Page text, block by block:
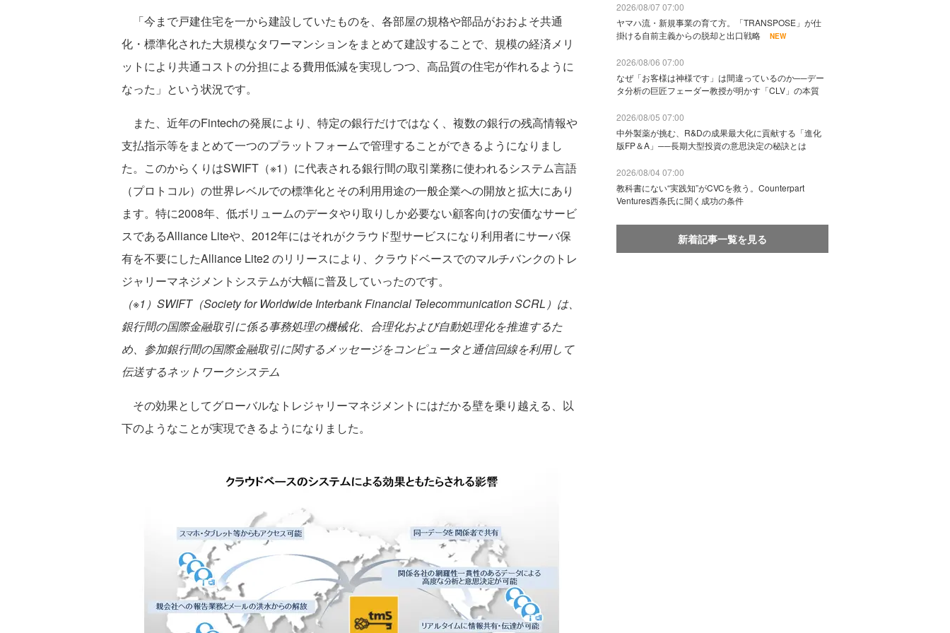
「今まで戸建住宅を一から建設していたものを、各部屋の規格や部品がおおよそ共通
化・標準化された大規模なタワーマンションをまとめて建設することで、規模の経済メリ
ットにより共通コストの分担による費用低減を実現しつつ、高品質の住宅が作れるように
なった」という状況です。
また、近年のFintechの発展により、特定の銀行だけではなく、複数の銀行の残高情報や
支払指示等をまとめて一つのプラットフォームで管理することができるようになりまし
た。このからくりはSWIFT（※1）に代表される銀行間の取引業務に使われるシステム言語
（プロトコル）の世界レベルでの標準化とその利用用途の一般企業への開放と拡大にあり
ます。特に2008年、低ボリュームのデータやり取りしか必要ない顧客向けの安価なサービ
スであるAlliance Liteや、2012年にはそれがクラウド型サービスになり利用者にサーバ保
有を不要にしたAlliance Lite2 のリリースにより、クラウドベースでのマルチバンクのトレ
ジャリーマネジメントシステムが大幅に普及していったのです。
（※1）SWIFT（Society for Worldwide Interbank Financial Telecommunication SCRL）は、
銀行間の国際金融取引に係る事務処理の機械化、合理化および自動処理化を推進するた
め、参加銀行間の国際金融取引に関するメッセージをコンピュータと通信回線を利用して
伝送するネットワークシステム
その効果としてグローバルなトレジャリーマネジメントにはだかる壁を乗り越える、以
下のようなことが実現できるようになりました。
2026/08/07 07:00
ヤマハ流・新規事業の育て方。「TRANSPOSE」が仕
掛ける自前主義からの脱却と出口戦略
NEW
2026/08/06 07:00
なぜ「お客様は神様です」は間違っているのか──デー
タ分析の巨匠フェーダー教授が明かす「CLV」の本質
2026/08/05 07:00
中外製薬が挑む、R&Dの成果最大化に貢献する「進化
版FP＆A」──長期大型投資の意思決定の秘訣とは
2026/08/04 07:00
教科書にない“実践知”がCVCを救う。Counterpart
Ventures西条氏に聞く成功の条件
新着記事一覧を見る